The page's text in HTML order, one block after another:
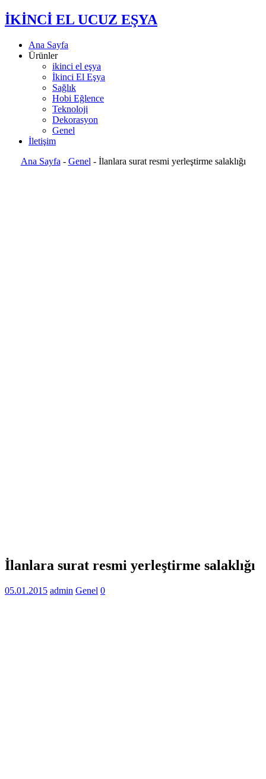
İKİNCİ EL UCUZ EŞYA
Ana Sayfa
Ürünler
ikinci el eşya
İkinci El Eşya
Sağlık
Hobi Eğlence
Teknoloji
Dekorasyon
Genel
İletişim
Ana Sayfa - Genel - İlanlara surat resmi yerleştirme salaklığı
İlanlara surat resmi yerleştirme salaklığı
05.01.2015 admin Genel 0